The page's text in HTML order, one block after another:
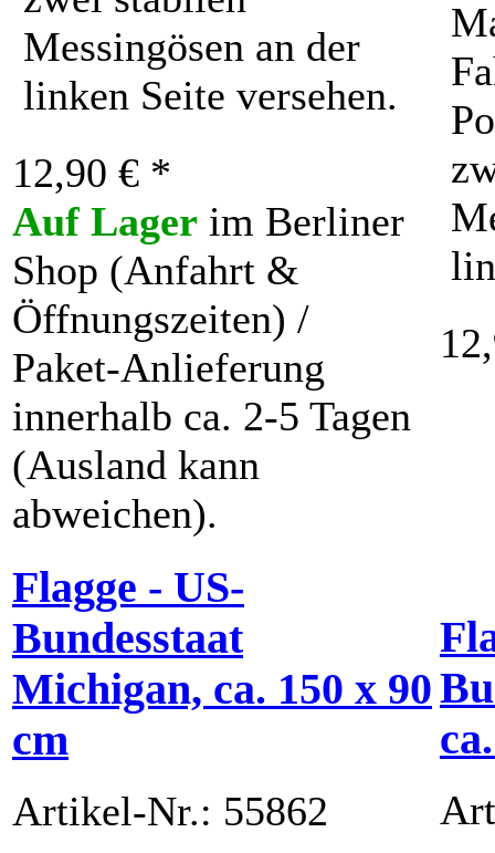
Messingösen an der
linken Seite versehen.
12,90 € *
Auf Lager im Berliner
Shop (Anfahrt &
Öffnungszeiten) /
Paket-Anlieferung
innerhalb ca. 2-5 Tagen
(Ausland kann
abweichen).
Flagge - US-
Bundesstaat
Michigan, ca. 150 x 90
cm
Artikel-Nr.: 55862